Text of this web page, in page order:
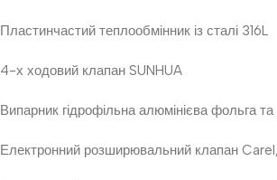
Пластинчастий теплообмінник із сталі 316L
4-х ходовий клапан SUNHUA
Випарник гідрофільна алюмінієва фольга
Електронний розширювальний клапан